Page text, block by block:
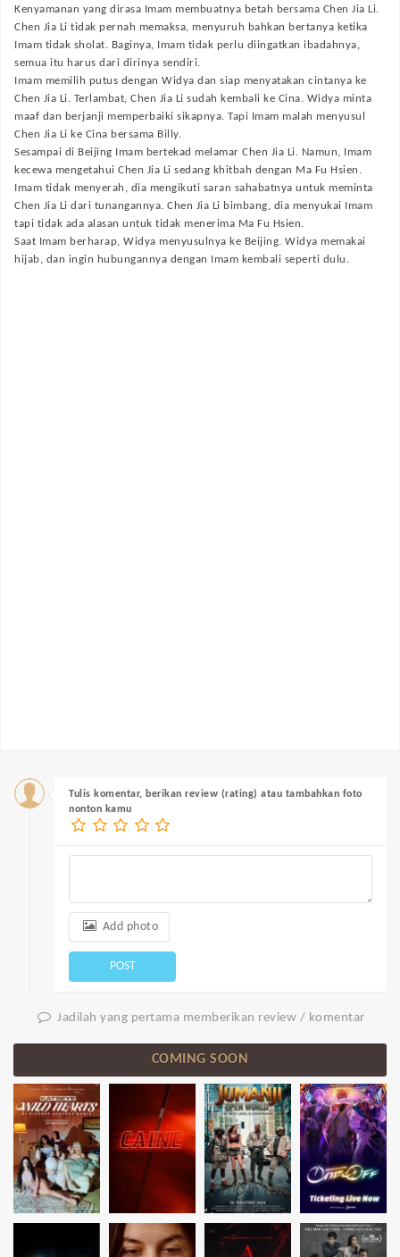
Kenyamanan yang dirasa Imam membuatnya betah bersama Chen Jia Li.
Chen Jia Li tidak pernah memaksa, menyuruh bahkan bertanya ketika
Imam tidak sholat. Baginya, Imam tidak perlu diingatkan ibadahnya,
semua itu harus dari dirinya sendiri.
Imam memilih putus dengan Widya dan siap menyatakan cintanya ke
Chen Jia Li. Terlambat, Chen Jia Li sudah kembali ke Cina. Widya minta
maaf dan berjanji memperbaiki sikapnya. Tapi Imam malah menyusul
Chen Jia Li ke Cina bersama Billy.
Sesampai di Beijing Imam bertekad melamar Chen Jia Li. Namun, Imam
kecewa mengetahui Chen Jia Li sedang khitbah dengan Ma Fu Hsien.
Imam tidak menyerah, dia mengikuti saran sahabatnya untuk meminta
Chen Jia Li dari tunangannya. Chen Jia Li bimbang, dia menyukai Imam
tapi tidak ada alasan untuk tidak menerima Ma Fu Hsien.
Saat Imam berharap, Widya menyusulnya ke Beijing. Widya memakai
hijab, dan ingin hubungannya dengan Imam kembali seperti dulu.
Tulis komentar, berikan review (rating) atau tambahkan foto
nonton kamu
Add photo
POST
Jadilah yang pertama memberikan review / komentar
COMING SOON